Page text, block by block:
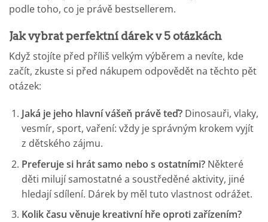
podle toho, co je právě bestsellerem.
Jak vybrat perfektní dárek v 5 otázkách
Když stojíte před příliš velkým výběrem a nevíte, kde
začít, zkuste si před nákupem odpovědět na těchto pět
otázek:
Jaká je jeho hlavní vášeň právě teď?Dinosauři, vlaky,
vesmír, sport, vaření: vždy je správným krokem vyjít
z dětského zájmu.
Preferuje si hrát samo nebo s ostatními?Některé
děti milují samostatné a soustředěné aktivity, jiné
hledají sdílení. Dárek by měl tuto vlastnost odrážet.
Kolik času věnuje kreativní hře oproti zařízením?